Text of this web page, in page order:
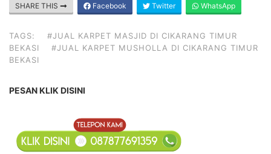
SHARE THIS Facebook Twitter WhatsApp
TAGS:
#JUAL KARPET MASJID DI CIKARANG TIMUR
BEKASI
#JUAL KARPET MUSHOLLA DI CIKARANG TIMUR
BEKASI
PESAN KLIK DISINI